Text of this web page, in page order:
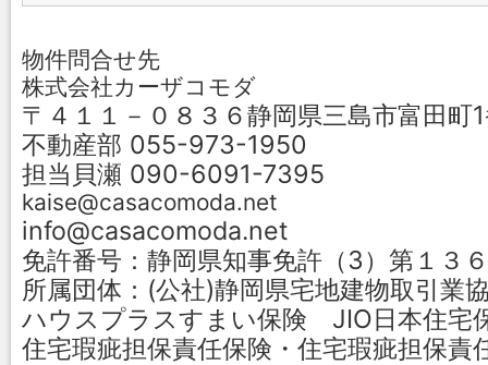
物件問合せ先
株式会社カーザコモダ
〒４１１－０８３６静岡県三島市富田町
不動産部 055-973-1950
担当貝瀬 090-6091-7395
kaise@casacomoda.net
info@casacomoda.net
免許番号：静岡県知事免許（3）第１３
所属団体：(公社)静岡県宅地建物取引業
ハウスプラスすまい保険 JIO日本住宅
住宅瑕疵担保責任保険・住宅瑕疵担保責